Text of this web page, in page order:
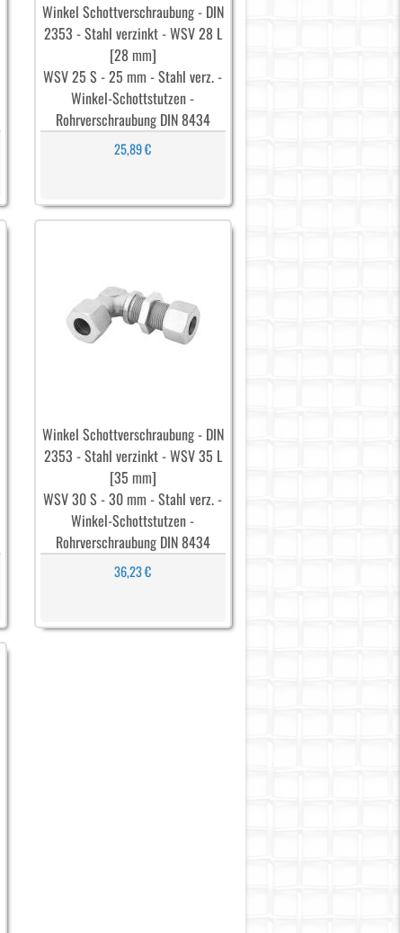
Winkel Schottverschraubung - DIN
2353 - Stahl verzinkt - WSV 28 L
[28 mm]
WSV 25 S - 25 mm - Stahl verz. -
Winkel-Schottstutzen -
Rohrverschraubung DIN 8434
25,89 €
Winkel Schottverschraubung - DIN
2353 - Stahl verzinkt - WSV 35 L
[35 mm]
WSV 30 S - 30 mm - Stahl verz. -
Winkel-Schottstutzen -
Rohrverschraubung DIN 8434
36,23 €